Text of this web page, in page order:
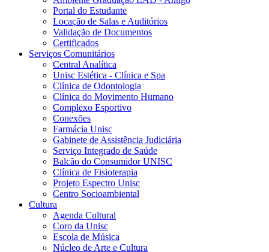
Portal do Estudante
Locação de Salas e Auditórios
Validação de Documentos
Certificados
Serviços Comunitários
Central Analítica
Unisc Estética - Clínica e Spa
Clínica de Odontologia
Clínica do Movimento Humano
Complexo Esportivo
Conexões
Farmácia Unisc
Gabinete de Assistência Judiciária
Serviço Integrado de Saúde
Balcão do Consumidor UNISC
Clínica de Fisioterapia
Projeto Espectro Unisc
Centro Socioambiental
Cultura
Agenda Cultural
Coro da Unisc
Escola de Música
Núcleo de Arte e Cultura